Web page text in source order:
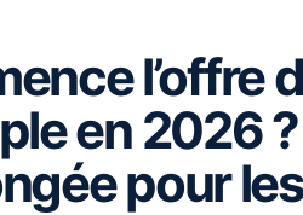
l’offre
en 2026
pour